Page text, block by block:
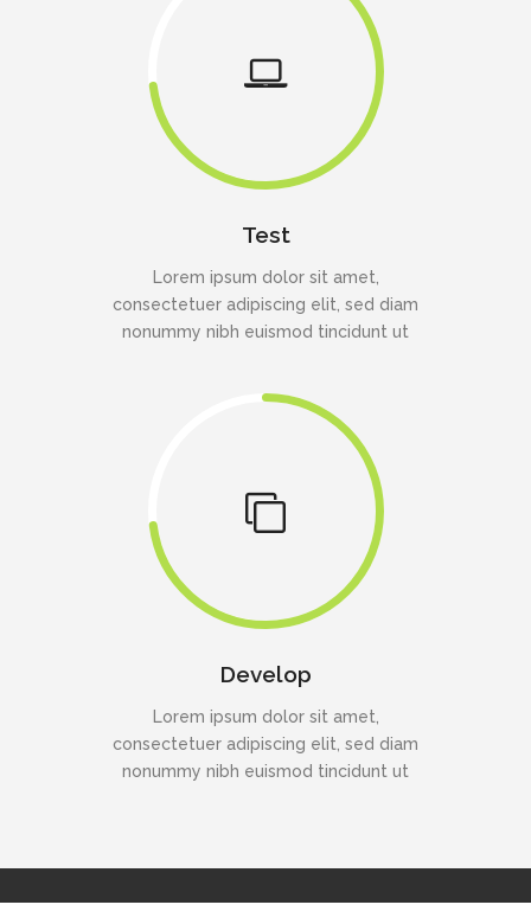
Test
Lorem ipsum dolor sit amet,
consectetuer adipiscing elit, sed diam
nonummy nibh euismod tincidunt ut
Develop
Lorem ipsum dolor sit amet,
consectetuer adipiscing elit, sed diam
nonummy nibh euismod tincidunt ut